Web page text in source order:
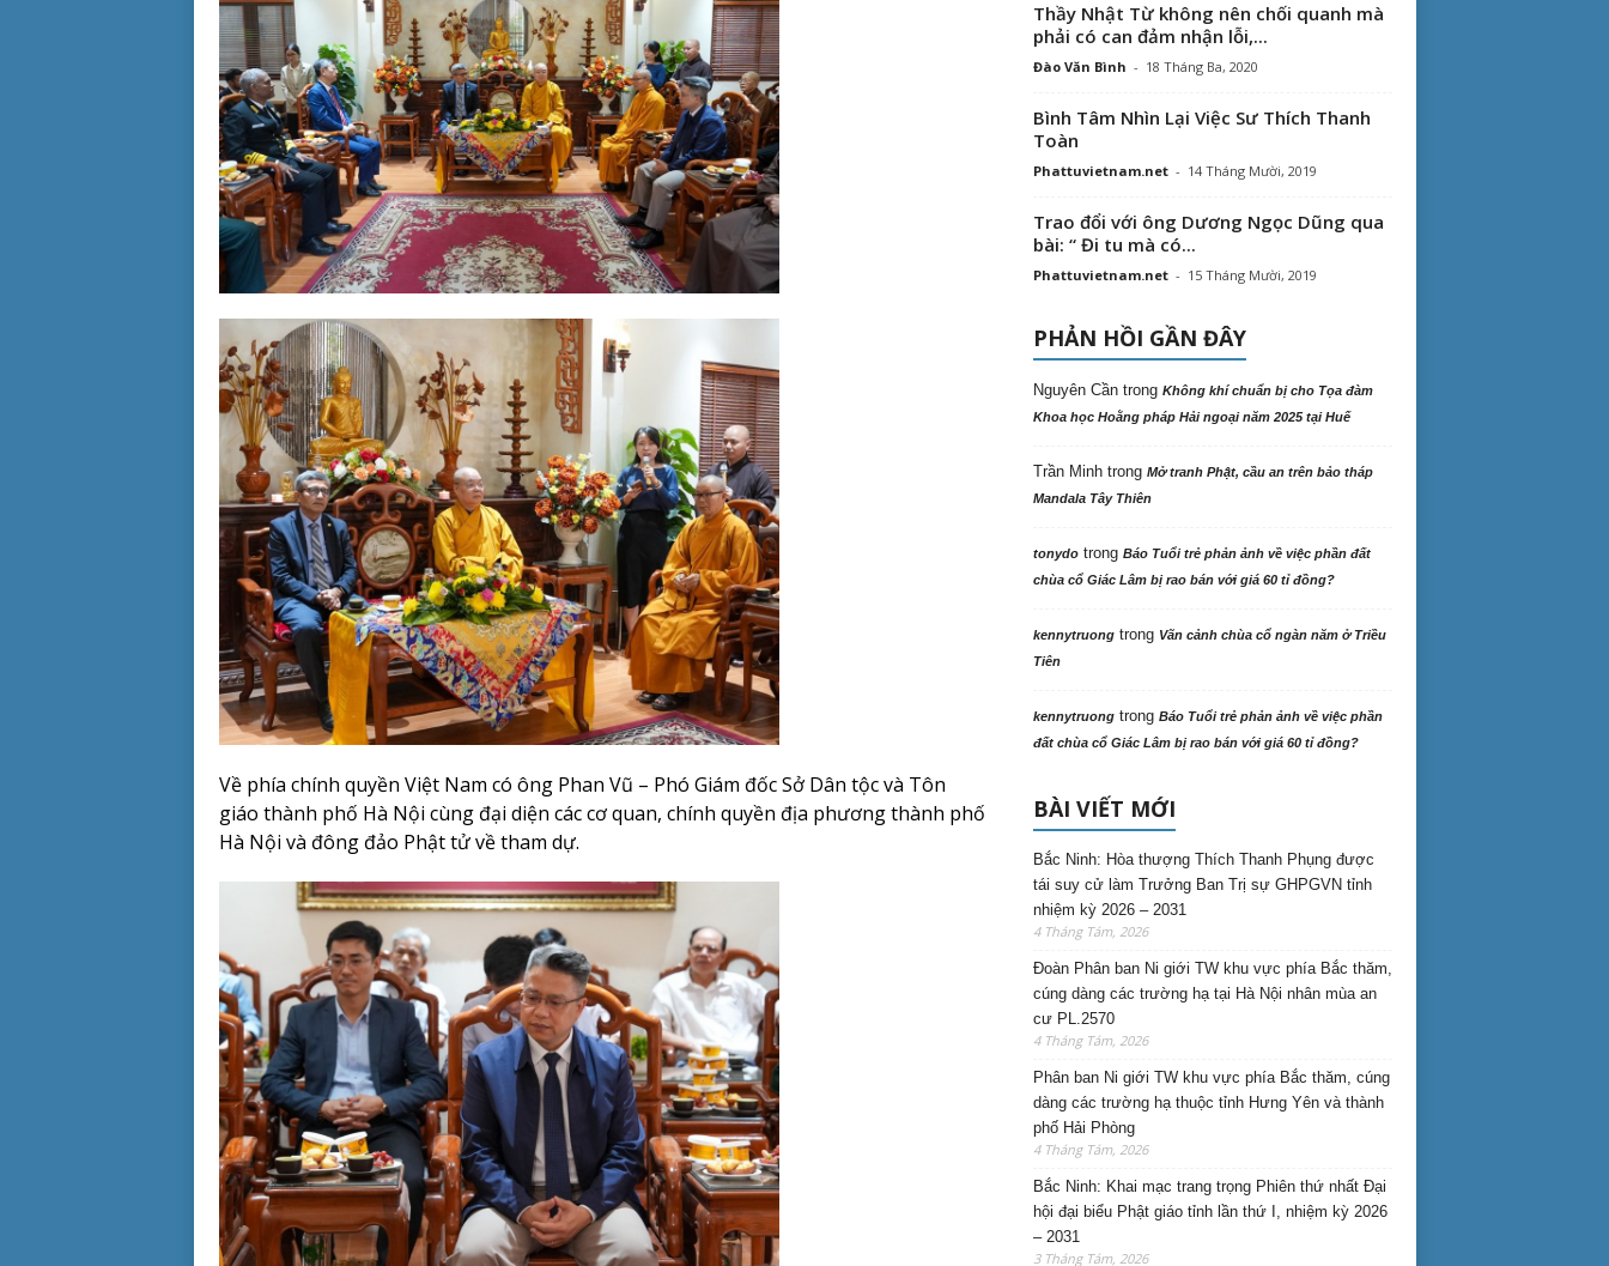
Về phía chính quyền Việt Nam có ông Phan Vũ – Phó Giám đốc Sở Dân tộc và Tôn
giáo thành phố Hà Nội cùng đại diện các cơ quan, chính quyền địa phương thành phố
Hà Nội và đông đảo Phật tử về tham dự.
Thầy Nhật Từ không nên chối quanh mà
phải có can đảm nhận lỗi,...
Đào Văn Bình - 18 Tháng Ba, 2020
Bình Tâm Nhìn Lại Việc Sư Thích Thanh
Toàn
Phattuvietnam.net - 14 Tháng Mười, 2019
Trao đổi với ông Dương Ngọc Dũng qua
bài: “ Đi tu mà có...
Phattuvietnam.net - 15 Tháng Mười, 2019
PHẢN HỒI GẦN ĐÂY
Nguyên Cầntrong Không khí chuẩn bị cho Tọa đàm
Khoa học Hoằng pháp Hải ngoại năm 2025 tại Huế
Trần Minhtrong Mở tranh Phật, cầu an trên bảo tháp
Mandala Tây Thiên
tonydotrong Báo Tuổi trẻ phản ảnh về việc phần đất
chùa cổ Giác Lâm bị rao bán với giá 60 tỉ đồng?
kennytruongtrong Vãn cảnh chùa cổ ngàn năm ở Triều
Tiên
kennytruongtrong Báo Tuổi trẻ phản ảnh về việc phần
đất chùa cổ Giác Lâm bị rao bán với giá 60 tỉ đồng?
BÀI VIẾT MỚI
Bắc Ninh: Hòa thượng Thích Thanh Phụng được
tái suy cử làm Trưởng Ban Trị sự GHPGVN tỉnh
nhiệm kỳ 2026 – 2031
4 Tháng Tám, 2026
Đoàn Phân ban Ni giới TW khu vực phía Bắc thăm,
cúng dàng các trường hạ tại Hà Nội nhân mùa an
cư PL.2570
4 Tháng Tám, 2026
Phân ban Ni giới TW khu vực phía Bắc thăm, cúng
dàng các trường hạ thuộc tỉnh Hưng Yên và thành
phố Hải Phòng
4 Tháng Tám, 2026
Bắc Ninh: Khai mạc trang trọng Phiên thứ nhất Đại
hội đại biểu Phật giáo tỉnh lần thứ I, nhiệm kỳ 2026
– 2031
3 Tháng Tám, 2026